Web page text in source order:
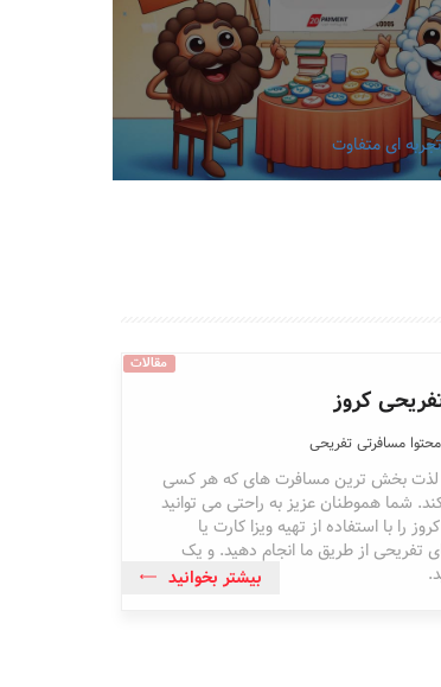
ای متفاوت
مقالات
کروز
مسافرتی تفریحی
لذت بخش ترین مسافرت های که هر کسی
شما هموطنان عزیز به راحتی می توانید
را با استفاده از تهیه ویزا کارت یا
تفریحی از طریق ما انجام دهید. و یک
بیشتر بخوانید